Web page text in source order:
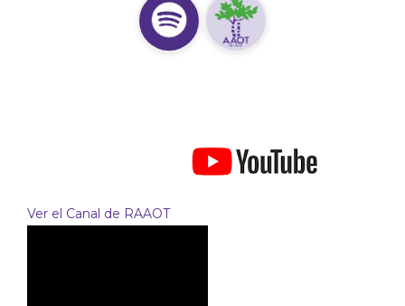
Ver el Canal de RAAOT